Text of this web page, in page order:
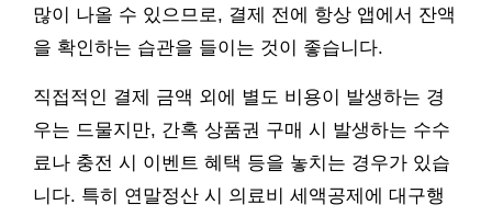
많이 나올 수 있으므로, 결제 전에 항상 앱에서 잔액
을 확인하는 습관을 들이는 것이 좋습니다.
직접적인 결제 금액 외에 별도 비용이 발생하는 경
우는 드물지만, 간혹 상품권 구매 시 발생하는 수수
료나 충전 시 이벤트 혜택 등을 놓치는 경우가 있습
니다. 특히 연말정산 시 의료비 세액공제에 대구행